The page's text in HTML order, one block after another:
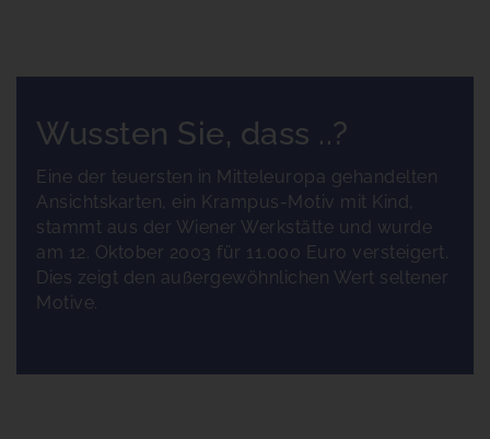
Wussten Sie, dass ..?
Eine der teuersten in Mitteleuropa gehandelten
Ansichtskarten, ein Krampus-Motiv mit Kind,
stammt aus der Wiener Werkstätte und wurde
am 12. Oktober 2003 für 11.000 Euro versteigert.
Dies zeigt den außergewöhnlichen Wert seltener
Motive.